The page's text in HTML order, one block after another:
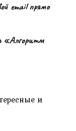
email прямо
«Алгоритм
и